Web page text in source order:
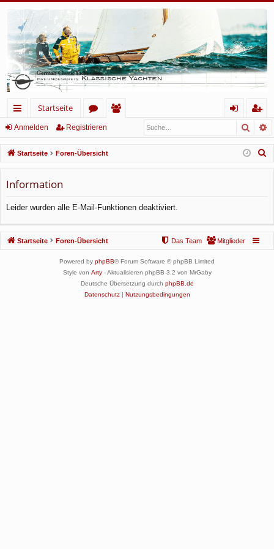
ch
ne
llz
ug
rif
Startseite
or
en
lie
de
m
el
eg
ist
rie
Anmelden Registrieren
Startseite Foren-Übersicht
Information
Leider wurden alle E-Mail-Funktionen deaktiviert.
Startseite Foren-Übersicht Mitglieder
Das Team
Powered by phpBB® Forum Software © phpBB Limited
Style von Arty- Aktualisieren phpBB 3.2 von MrGaby
Deutsche Übersetzung durch phpBB.de
Datenschutz| Nutzungsbedingungen